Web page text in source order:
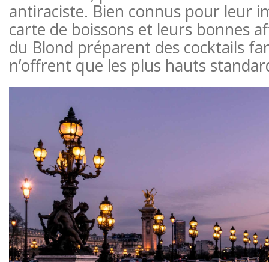
antiraciste. Bien connus pour leur
carte de boissons et leurs bonnes
du Blond préparent des cocktails
n’offrent que les plus hauts